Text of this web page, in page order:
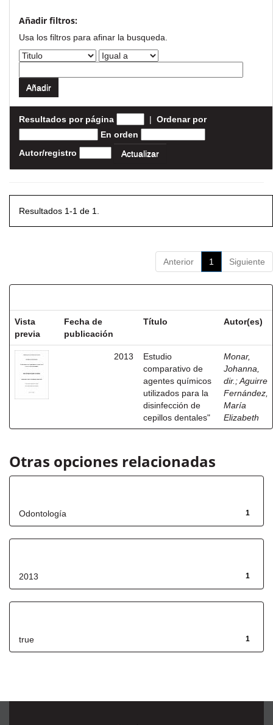
Añadir filtros:
Usa los filtros para afinar la busqueda.
Resultados por página | Ordenar por
En orden
Autor/registro
Resultados 1-1 de 1.
Anterior 1 Siguiente
Vista
previa
Fecha de
publicación
Título Autor(es)
2013
Estudio
comparativo de
agentes químicos
utilizados para la
disinfección de
cepillos dentales"
Monar,
Johanna,
dir. ;Aguirre
Fernández,
María
Elizabeth
Otras opciones relacionadas
1
Odontología
1
2013
1
true